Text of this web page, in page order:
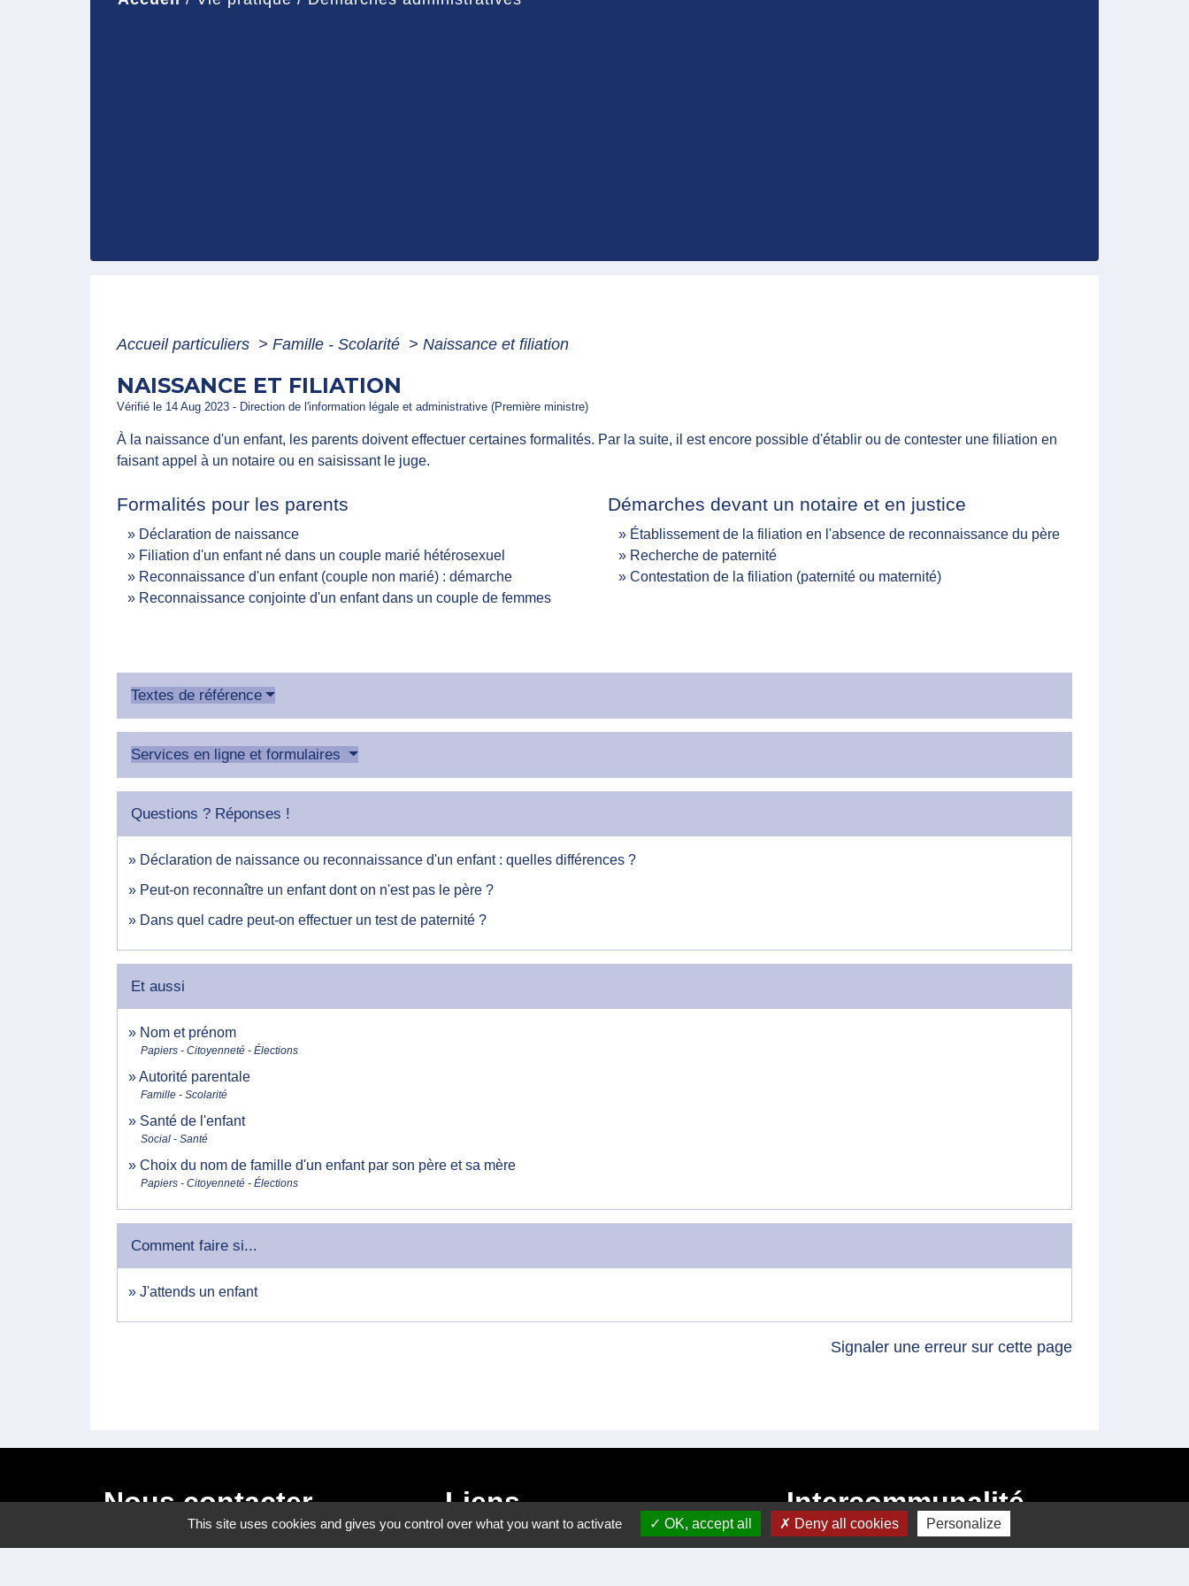
Accueil particuliers > Famille - Scolarité > Naissance et filiation
NAISSANCE ET FILIATION
Vérifié le 14 Aug 2023 - Direction de l'information légale et administrative (Première ministre)
À la naissance d'un enfant, les parents doivent effectuer certaines formalités. Par la suite, il est encore possible d'établir ou de contester une filiation en
faisant appel à un notaire ou en saisissant le juge.
Formalités pour les parents
Déclaration de naissance
Filiation d'un enfant né dans un couple marié hétérosexuel
Reconnaissance d'un enfant (couple non marié) : démarche
Reconnaissance conjointe d'un enfant dans un couple de femmes
Démarches devant un notaire et en justice
Établissement de la filiation en l'absence de reconnaissance du père
Recherche de paternité
Contestation de la filiation (paternité ou maternité)
Textes de référence
Services en ligne et formulaires
Questions ? Réponses !
Déclaration de naissance ou reconnaissance d'un enfant : quelles différences ?
Peut-on reconnaître un enfant dont on n'est pas le père ?
Dans quel cadre peut-on effectuer un test de paternité ?
Et aussi
Nom et prénom
Papiers - Citoyenneté - Élections
Autorité parentale
Famille - Scolarité
Santé de l'enfant
Social - Santé
Choix du nom de famille d'un enfant par son père et sa mère
Papiers - Citoyenneté - Élections
Comment faire si...
J'attends un enfant
Signaler une erreur sur cette page
Nous contacter Liens Intercommunalité
This site uses cookies and gives you control over what you want to activate OK, accept all Deny all cookies Personalize